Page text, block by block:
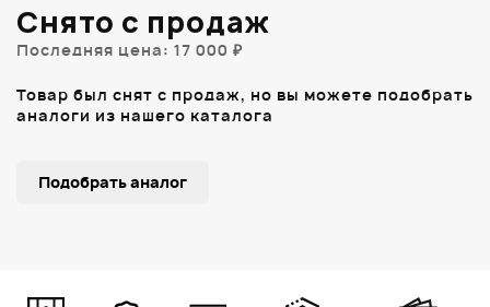
Снято с продаж
Последняя цена: 17 000 ₽
Товар был снят с продаж, но вы можете подобрать
аналоги из нашего каталога
Подобрать аналог